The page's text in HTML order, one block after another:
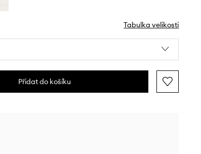
Tabulka velikosti
Přidat do košíku